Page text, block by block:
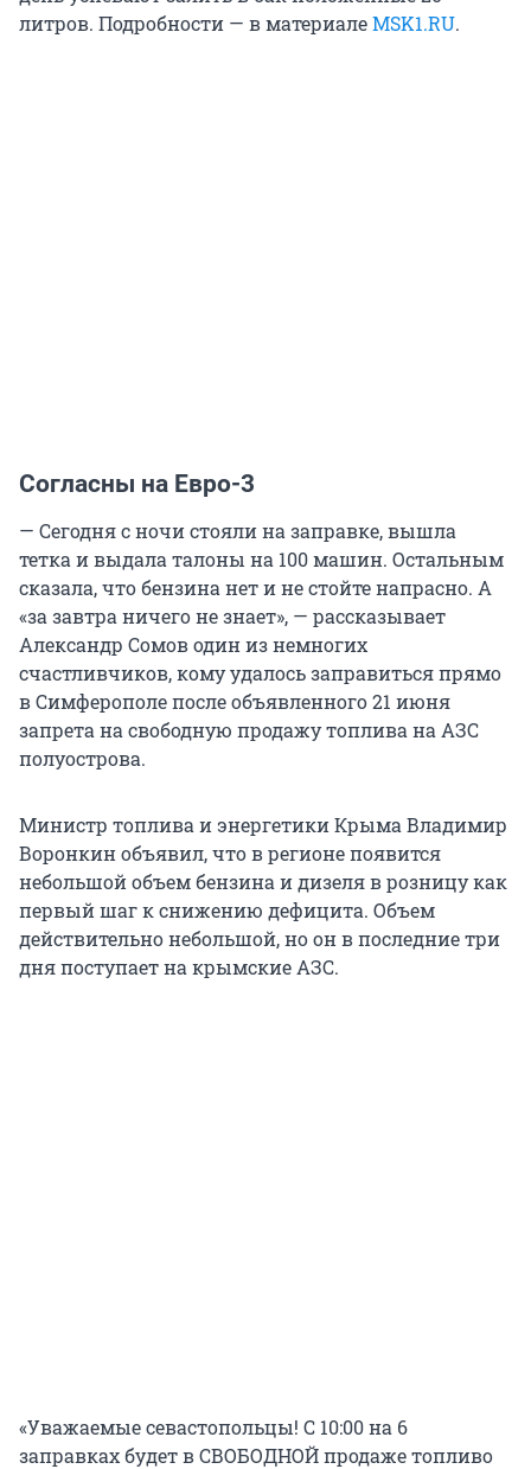
литров. Подробности — в материалеMSK1.RU.
Согласны на Евро-3
— Сегодня с ночи стояли на заправке, вышла
тетка и выдала талоны на 100 машин. Остальным
сказала, что бензина нет и не стойте напрасно. А
«за завтра ничего не знает», — рассказывает
Александр Сомов один из немногих
счастливчиков, кому удалось заправиться прямо
в Симферополе после объявленного 21 июня
запрета на свободную продажу топлива на АЗС
полуострова.
Министр топлива и энергетики Крыма Владимир
Воронкин объявил, что в регионе появится
небольшой объем бензина и дизеля в розницу как
первый шаг к снижению дефицита. Объем
действительно небольшой, но он в последние три
дня поступает на крымские АЗС.
«Уважаемые севастопольцы! С 10:00 на 6
заправках будет в СВОБОДНОЙ продаже топливо